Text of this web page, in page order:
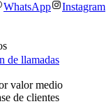
WhatsApp Instagram
de llamadas
valor medio
de clientes